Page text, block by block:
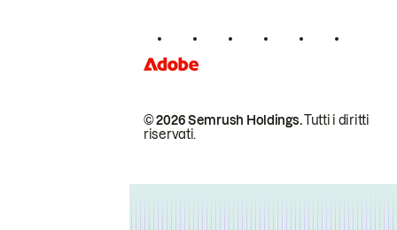
© 2026 Semrush Holdings.Tutti i diritti
riservati.